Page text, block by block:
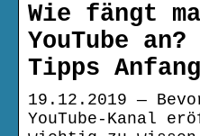
Wie fängt
YouTube
Tipps Anfang
19.12.2019 —
YouTube-Kanal